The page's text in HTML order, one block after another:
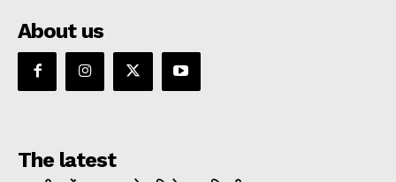
About us
The latest